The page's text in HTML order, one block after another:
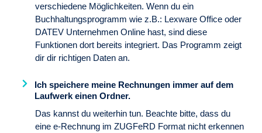
verschiedene Möglichkeiten. Wenn du ein
Buchhaltungsprogramm wie z.B.: Lexware Office oder
DATEV Unternehmen Online hast, sind diese
Funktionen dort bereits integriert. Das Programm zeigt
dir dir richtigen Daten an.
Ich speichere meine Rechnungen immer auf dem
Laufwerk einen Ordner.
Das kannst du weiterhin tun. Beachte bitte, dass du
eine e-Rechnung im ZUGFeRD Format nicht erkennen